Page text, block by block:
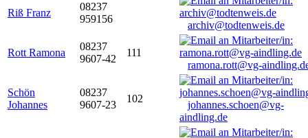
Riß Franz
08237
959156
archiv@todtenweis.de
Rott Ramona
08237
9607-42
111
ramona.rott@vg-
Schön
Johannes
08237
9607-23
102
johannes.schoen@vg-
aindling.de